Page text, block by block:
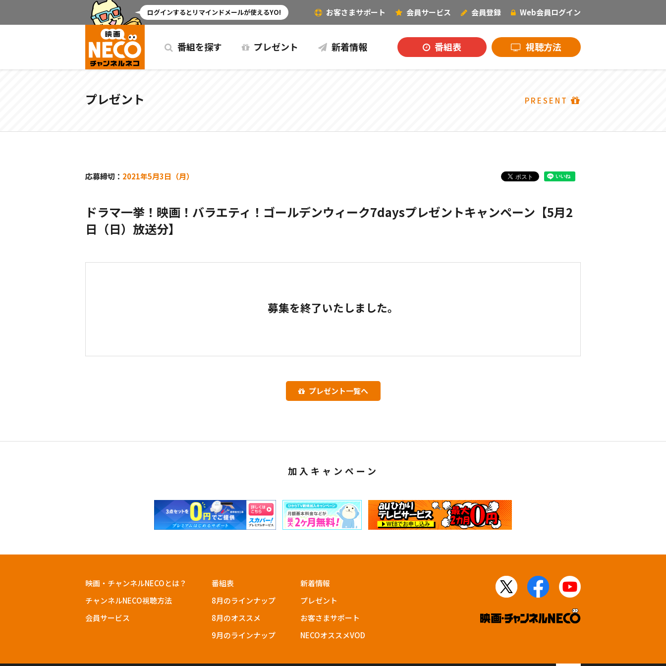
番組を探す プレゼント 新着情報 番組表 視聴方法
お客さまサポート 会員サービス 会員登録 Web会員ログイン
ミッドナイト その他（音楽など） NECOオリジナル
ログインするとリマインドメールが使えるYO!
プレゼント PRESENT
応募締切： 2021年5月3日（月）
ドラマ一挙！映画！バラエティ！ゴールデンウィーク7daysプレゼントキャンペーン【5月2
日（日）放送分】
募集を終了いたしました。
プレゼント一覧へ
加入キャンペーン
映画・チャンネルNECOとは？
チャンネルNECO視聴方法
会員サービス
番組表
8月のラインナップ
8月のオススメ
9月のラインナップ
新着情報
プレゼント
お客さまサポート
NECOオススメVOD